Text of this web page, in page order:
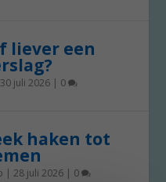
liever een
30 juli 2026 | 0
haken tot
|28 juli 2026 | 0